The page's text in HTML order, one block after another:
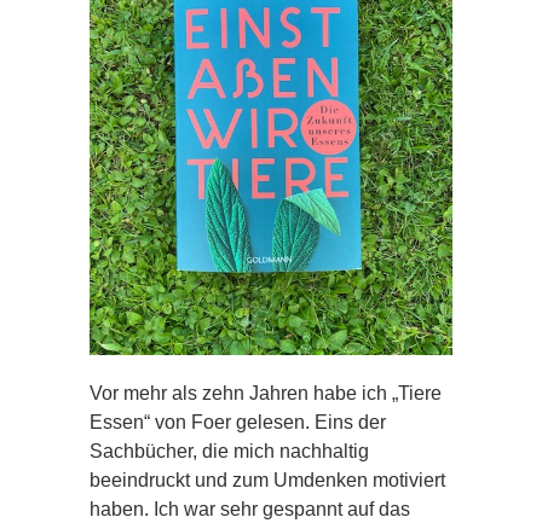
Vor mehr als zehn Jahren habe ich „Tiere
Essen“ von Foer gelesen. Eins der
Sachbücher, die mich nachhaltig
beeindruckt und zum Umdenken motiviert
haben. Ich war sehr gespannt auf das